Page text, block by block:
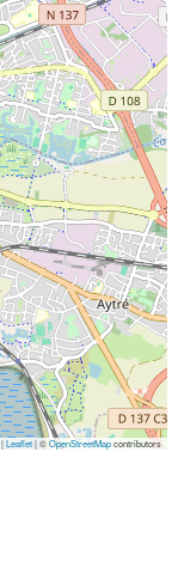
|Leaflet| ©OpenStreetMapcontributors